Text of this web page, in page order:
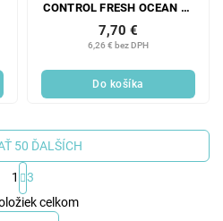
CONTROL FRESH OCEAN 50
6,26 € bez DPH
7,70 €
Do košíka
O
v
50 ĎALŠÍCH
1
3
celkom